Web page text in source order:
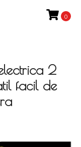
0
2
facil de